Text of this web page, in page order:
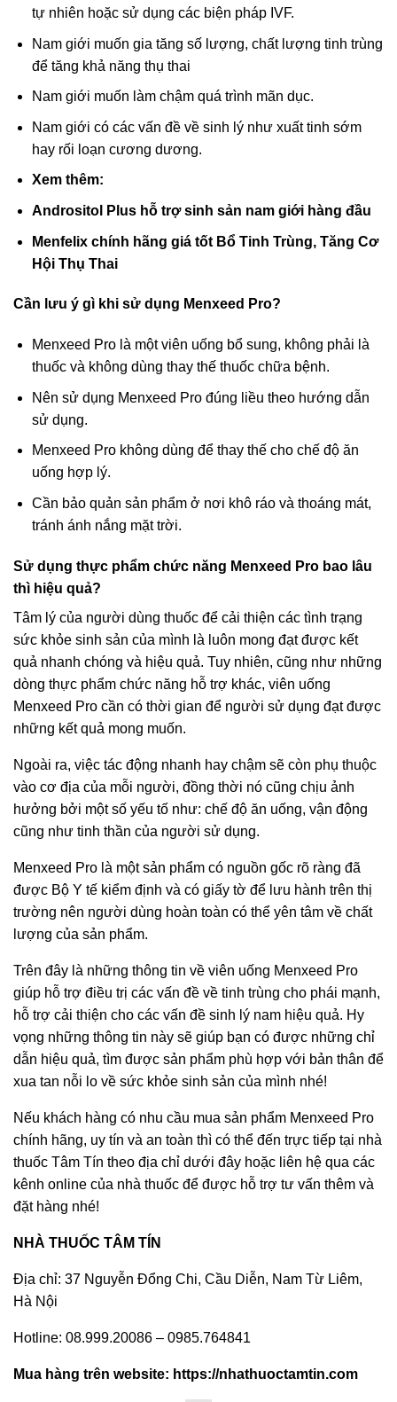
tự nhiên hoặc sử dụng các biện pháp IVF.
Nam giới muốn gia tăng số lượng, chất lượng tinh trùng
để tăng khả năng thụ thai
Nam giới muốn làm chậm quá trình mãn dục.
Nam giới có các vấn đề về sinh lý như xuất tinh sớm
hay rối loạn cương dương.
Xem thêm:
Andrositol Plus hỗ trợ sinh sản nam giới hàng đầu
Menfelix chính hãng giá tốt Bổ Tinh Trùng, Tăng Cơ
Hội Thụ Thai
Cần lưu ý gì khi sử dụng Menxeed Pro?
Menxeed Pro là một viên uống bổ sung, không phải là
thuốc và không dùng thay thế thuốc chữa bệnh.
Nên sử dụng Menxeed Pro đúng liều theo hướng dẫn
sử dụng.
Menxeed Pro không dùng để thay thế cho chế độ ăn
uống hợp lý.
Cần bảo quản sản phẩm ở nơi khô ráo và thoáng mát,
tránh ánh nắng mặt trời.
Sử dụng thực phẩm chức năng Menxeed Pro bao lâu
thì hiệu quả?
Tâm lý của người dùng thuốc để cải thiện các tình trạng
sức khỏe sinh sản của mình là luôn mong đạt được kết
quả nhanh chóng và hiệu quả. Tuy nhiên, cũng như những
dòng thực phẩm chức năng hỗ trợ khác, viên uống
Menxeed Pro cần có thời gian để người sử dụng đạt được
những kết quả mong muốn.
Ngoài ra, việc tác động nhanh hay chậm sẽ còn phụ thuộc
vào cơ địa của mỗi người, đồng thời nó cũng chịu ảnh
hưởng bởi một số yếu tố như: chế độ ăn uống, vận động
cũng như tinh thần của người sử dụng.
Menxeed Pro là một sản phẩm có nguồn gốc rõ ràng đã
được Bộ Y tế kiểm định và có giấy tờ để lưu hành trên thị
trường nên người dùng hoàn toàn có thể yên tâm về chất
lượng của sản phẩm.
Trên đây là những thông tin về viên uống Menxeed Pro
giúp hỗ trợ điều trị các vấn đề về tinh trùng cho phái mạnh,
hỗ trợ cải thiện cho các vấn đề sinh lý nam hiệu quả. Hy
vọng những thông tin này sẽ giúp bạn có được những chỉ
dẫn hiệu quả, tìm được sản phẩm phù hợp với bản thân để
xua tan nỗi lo về sức khỏe sinh sản của mình nhé!
Nếu khách hàng có nhu cầu mua sản phẩm Menxeed Pro
chính hãng, uy tín và an toàn thì có thể đến trực tiếp tại nhà
thuốc Tâm Tín theo địa chỉ dưới đây hoặc liên hệ qua các
kênh online của nhà thuốc để được hỗ trợ tư vấn thêm và
đặt hàng nhé!
NHÀ THUỐC TÂM TÍN
Địa chỉ: 37 Nguyễn Đổng Chi, Cầu Diễn, Nam Từ Liêm,
Hà Nội
Hotline: 08.999.20086 – 0985.764841
Mua hàng trên website: https://nhathuoctamtin.com